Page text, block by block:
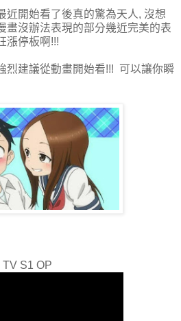
近開始看了後真的驚為天人, 沒想
畫沒辦法表現的部分幾近完美的表
漲停板啊!!!
烈建議從動畫開始看!!! 可以讓你瞬
TV S1 OP